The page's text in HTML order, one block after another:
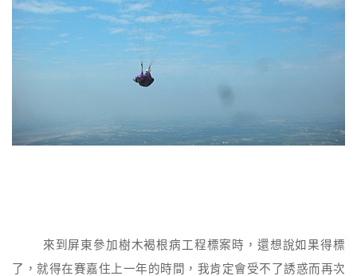
來到屏東參加樹木褐根病工程標案時，還想說如果得標
了，就得在賽嘉住上一年的時間，我肯定會受不了誘惑而再次